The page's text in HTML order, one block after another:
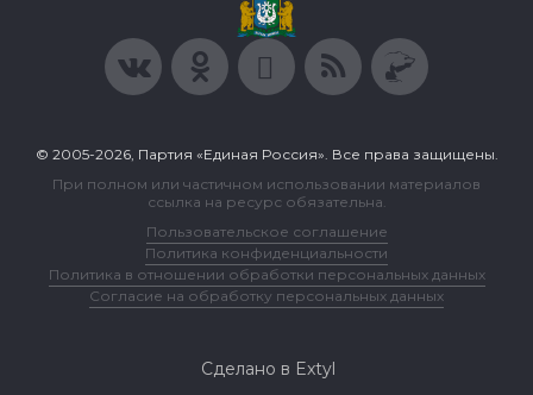
© 2005-2026, Партия «Единая Россия». Все права защищены.
При полном или частичном использовании материалов
ссылка на ресурс обязательна.
Пользовательское соглашение
Политика конфиденциальности
Политика в отношении обработки персональных данных
Согласие на обработку персональных данных
Сделано в Extyl